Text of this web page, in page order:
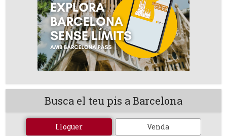
Busca el teu pis a Barcelona
Lloguer Venda